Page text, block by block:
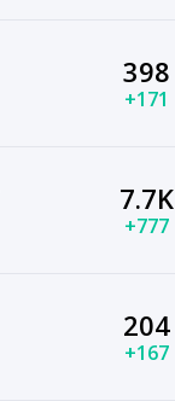
398
+171
7.7K
+777
204
+167